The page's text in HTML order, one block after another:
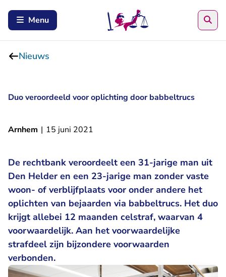
Menu
Nieuws
Duo veroordeeld voor oplichting door babbeltrucs
Arnhem | 15 juni 2021
De rechtbank veroordeelt een 31-jarige man uit
Den Helder en een 23-jarige man zonder vaste
woon- of verblijfplaats voor onder andere het
oplichten van bejaarden via babbeltrucs. Het duo
krijgt allebei 12 maanden celstraf, waarvan 4
voorwaardelijk. Aan het voorwaardelijke
strafdeel zijn bijzondere voorwaarden
verbonden.